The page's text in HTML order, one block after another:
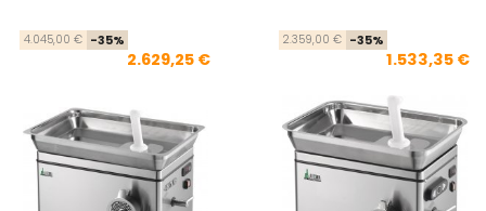
Precio base
4.045,00 € -35%
2.629,25 €
2.359,00 € -35%
1.533,35 €